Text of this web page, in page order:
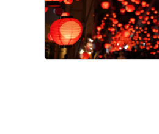
게 거리를 비춥니다. 꼭 야마
구치로 오세요! 촬영지: 야마
구치현 야마구치시